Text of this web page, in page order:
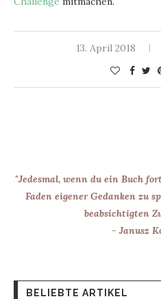
13. April 2018
"Jedesmal, wenn du ein Buch
Faden eigener Gedanken zu
beabsichtigten
- Janusz
BELIEBTE ARTIKEL